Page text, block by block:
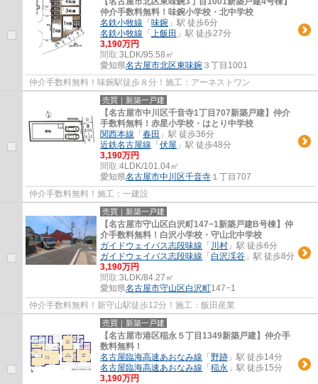
仲介手数料無料！味鋺小学校・北中学校
名鉄小牧線 「 味鋺 」駅 徒歩6分
名鉄小牧線 「 上飯田 」駅 徒歩27分
3,190万円
間取:3LDK/95.58㎡
愛知県名古屋市北区東味鋺 ３丁目1001
仲介手数料無料！味鋺駅徒歩８分！施工：アーネストワン
売買｜新築一戸建
【名古屋市中川区千音寺1丁目707新築戸建】仲介
手数料無料！赤星小学校・はとり中学校
関西本線 「 春田 」駅 徒歩36分
近鉄名古屋線 「 伏屋 」駅 徒歩48分
3,190万円
間取:4LDK/101.04㎡
愛知県名古屋市中川区千音寺 １丁目707
仲介手数料無料！施工：一建設
売買｜新築一戸建
【名古屋市守山区白沢町147−1新築戸建B号棟】仲
介手数料無料！白沢小学校・守山北中学校
ガイドウェイバス志段味線 「 川村 」駅 徒歩6分
ガイドウェイバス志段味線 「 白沢渓谷 」駅 徒歩8分
3,190万円
間取:3LDK/84.27㎡
愛知県名古屋市守山区白沢町147−1
仲介手数料無料！新守山駅徒歩12分！施工：飯田産業
売買｜新築一戸建
【名古屋市港区稲永５丁目1349新築戸建】仲介手
数料無料！
名古屋臨海高速あおなみ線 「 野跡 」駅 徒歩14分
名古屋臨海高速あおなみ線 「 稲永 」駅 徒歩15分
3,190万円